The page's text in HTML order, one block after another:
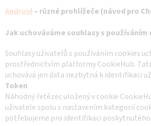
Android– různé prohlížeče (návod pro
Jak uchováváme souhlasy s používáním
Souhlasy uživatelů s používáním cookies
prostřednictvím platformy CookieHub.
uchovává jen data nezbytná k identifikaci
Token
Náhodný řetězec uložený v cookie
uživatele spolu s nastavením kategorií
potřebujeme pro identifikaci poskytnutého